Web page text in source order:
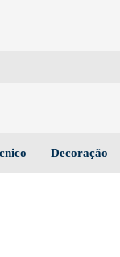
Decoração